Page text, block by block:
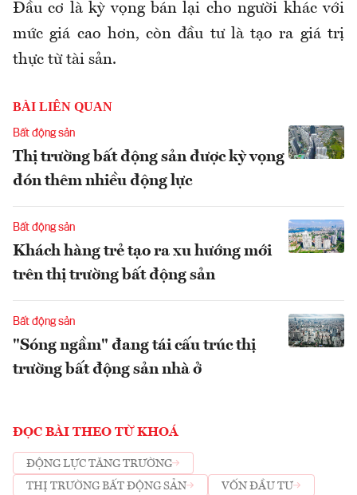
Đầu cơ là kỳ vọng bán lại cho người khác với
mức giá cao hơn, còn đầu tư là tạo ra giá trị
thực từ tài sản.
BÀI LIÊN QUAN
Bất động sản
Thị trường bất động sản được kỳ vọng
đón thêm nhiều động lực
Bất động sản
Khách hàng trẻ tạo ra xu hướng mới
trên thị trường bất động sản
Bất động sản
"Sóng ngầm" đang tái cấu trúc thị
trường bất động sản nhà ở
ĐỌC BÀI THEO TỪ KHOÁ
ĐỘNG LỰC TĂNG TRƯỜNG
THỊ TRƯỜNG BẤT ĐỘNG SẢN
VỐN ĐẦU TƯ